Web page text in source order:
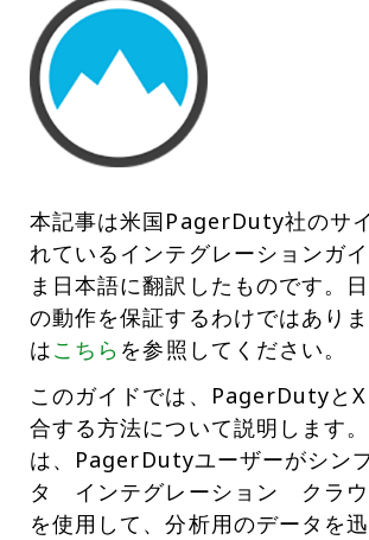
本記事は米国PagerDuty社のサ
れているインテグレーションガ
ま日本語に翻訳したものです。
の動作を保証するわけではあり
はこちら を参照してください。
このガイドでは、PagerDutyと
合する方法について説明します
は、PagerDutyユーザーがシン
タ インテグレーション クラウ
を使用して、分析用のデータを